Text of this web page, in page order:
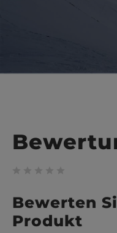
Bewerten
Produkt